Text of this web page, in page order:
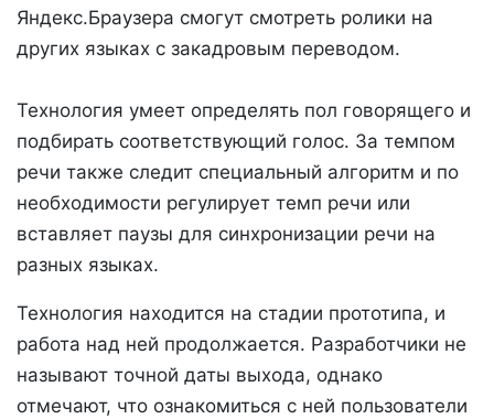
Яндекс.Браузера смогут смотреть ролики на
других языках с закадровым переводом.
Технология умеет определять пол говорящего и
подбирать соответствующий голос. За темпом
речи также следит специальный алгоритм и по
необходимости регулирует темп речи или
вставляет паузы для синхронизации речи на
разных языках.
Технология находится на стадии прототипа, и
работа над ней продолжается. Разработчики не
называют точной даты выхода, однако
отмечают, что ознакомиться с ней пользователи